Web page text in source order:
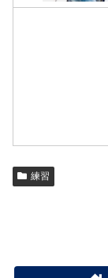
練習